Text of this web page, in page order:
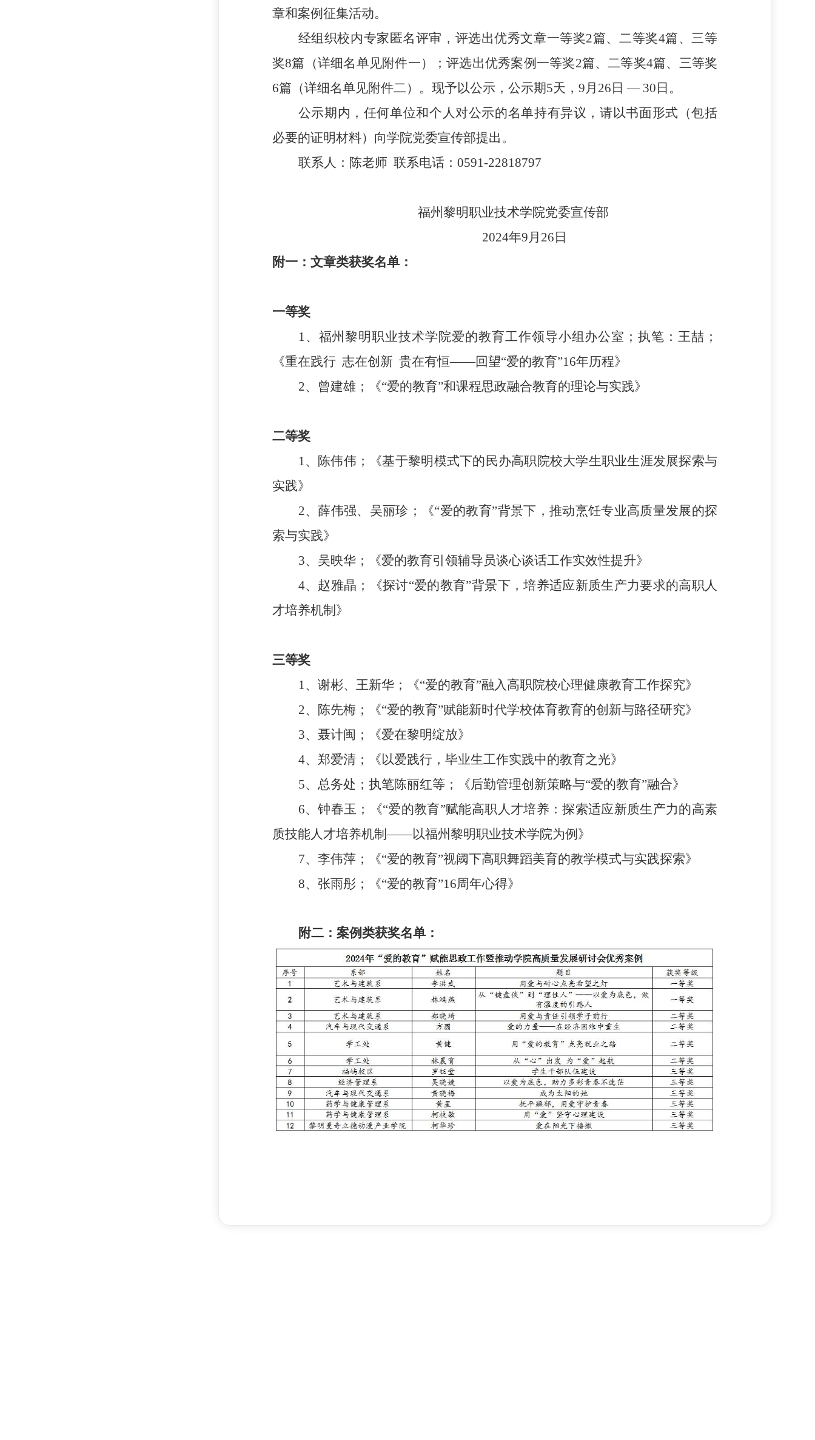
章和案例 征集活动。
经组织校内专家匿名评审，评选出优秀文章一等奖2篇、二等奖4篇、三等
奖8篇（详细名单见附件一） ；评选出优秀案例一等奖2篇、二等奖4篇、三等奖
6篇 （详细名单见附件二）。现予以公示，公示期5天， 9月 26 日 — 30 日。
公示期内，任何单位和个人对公示的名单持有异议，请以书面形式（包括
必要的证明材料）向学院党委宣传部提出 。
联系人： 陈老师 联系电话： 0591-22818797
福州黎明职业技术学院党委宣传部
2024年9月 26 日
附一：文章类获奖名单：
一等奖
1、福州黎明职业技术学院爱的教育工作领导小组办公室；执笔：王喆；
《重在践行 志在创新 贵在有恒——回望“爱的教育”16年历程》
2、曾建雄；《“爱的教育”和课程思政融合教育的理论与实践》
二等奖
1、陈伟伟；《基于黎明模式下的民办高职院校大学生职业生涯发展探索与
实践》
2、薛伟强、吴丽珍；《“爱的教育”背景下，推动烹饪专业高质量发展的探
索与实践》
3、吴映华；《爱的教育引领辅导员谈心谈话工作实效性提升》
4、赵雅晶；《探讨“爱的教育”背景下，培养适应新质生产力要求的高职人
才培养机制》
三等奖
1、谢彬、王新华；《“爱的教育”融入高职院校心理健康教育工作探究》
2、陈先梅；《“爱的教育”赋能新时代学校体育教育的创新与路径研究》
3、聂计闽；《爱在黎明绽放》
4、郑爱清；《以爱践行，毕业生工作实践中的教育之光》
5、总务处；执笔陈丽红等；《后勤管理创新策略与“爱的教育”融合》
6、钟春玉；《“爱的教育”赋能高职人才培养：探索适应新质生产力的高素
质技能人才培养机制——以福州黎明职业技术学院为例》
7、李伟萍；《“爱的教育”视阈下高职舞蹈美育的教学模式与实践探索》
8、张雨彤；《“爱的教育”16周年心得》
附二：案例类获奖名单：